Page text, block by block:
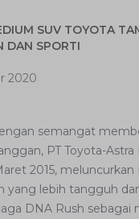
SUV TOYOTA
DAN SPORTI
2020
semangat
PT Toyota-Astra
2015, meluncurkan
yang lebih tangguh
DNA Rush sebagai